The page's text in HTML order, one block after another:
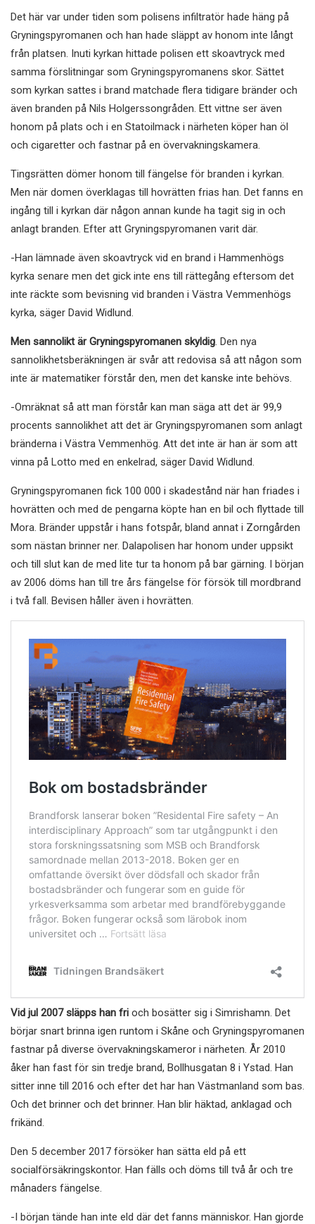
Det här var under tiden som polisens infiltratör hade häng på
Gryningspyromanen och han hade släppt av honom inte långt
från platsen. Inuti kyrkan hittade polisen ett skoavtryck med
samma förslitningar som Gryningspyromanens skor. Sättet
som kyrkan sattes i brand matchade flera tidigare bränder och
även branden på Nils Holgerssongråden. Ett vittne ser även
honom på plats och i en Statoilmack i närheten köper han öl
och cigaretter och fastnar på en övervakningskamera.
Tingsrätten dömer honom till fängelse för branden i kyrkan.
Men när domen överklagas till hovrätten frias han. Det fanns en
ingång till i kyrkan där någon annan kunde ha tagit sig in och
anlagt branden. Efter att Gryningspyromanen varit där.
-Han lämnade även skoavtryck vid en brand i Hammenhögs
kyrka senare men det gick inte ens till rättegång eftersom det
inte räckte som bevisning vid branden i Västra Vemmenhögs
kyrka, säger David Widlund.
Men sannolikt är Gryningspyromanen skyldig. Den nya
sannolikhetsberäkningen är svår att redovisa så att någon som
inte är matematiker förstår den, men det kanske inte behövs.
-Omräknat så att man förstår kan man säga att det är 99,9
procents sannolikhet att det är Gryningspyromanen som anlagt
bränderna i Västra Vemmenhög. Att det inte är han är som att
vinna på Lotto med en enkelrad, säger David Widlund.
Gryningspyromanen fick 100 000 i skadestånd när han friades i
hovrätten och med de pengarna köpte han en bil och flyttade till
Mora. Bränder uppstår i hans fotspår, bland annat i Zorngården
som nästan brinner ner. Dalapolisen har honom under uppsikt
och till slut kan de med lite tur ta honom på bar gärning. I början
av 2006 döms han till tre års fängelse för försök till mordbrand
i två fall. Bevisen håller även i hovrätten.
Vid jul 2007 släpps han fri och bosätter sig i Simrishamn. Det
börjar snart brinna igen runtom i Skåne och Gryningspyromanen
fastnar på diverse övervakningskameror i närheten. År 2010
åker han fast för sin tredje brand, Bollhusgatan 8 i Ystad. Han
sitter inne till 2016 och efter det har han Västmanland som bas.
Och det brinner och det brinner. Han blir häktad, anklagad och
frikänd.
Den 5 december 2017 försöker han sätta eld på ett
socialförsäkringskontor. Han fälls och döms till två år och tre
månaders fängelse.
-I början tände han inte eld där det fanns människor. Han gjorde